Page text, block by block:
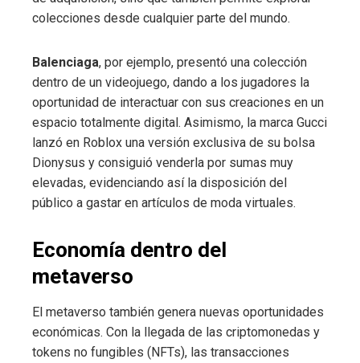
colecciones desde cualquier parte del mundo.
Balenciaga, por ejemplo, presentó una colección
dentro de un videojuego, dando a los jugadores la
oportunidad de interactuar con sus creaciones en un
espacio totalmente digital. Asimismo, la marca Gucci
lanzó en Roblox una versión exclusiva de su bolsa
Dionysus y consiguió venderla por sumas muy
elevadas, evidenciando así la disposición del
público a gastar en artículos de moda virtuales.
Economía dentro del
metaverso
El metaverso también genera nuevas oportunidades
económicas. Con la llegada de las criptomonedas y
tokens no fungibles (NFTs), las transacciones